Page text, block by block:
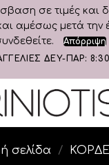
σε τιμές και
αμέσως μετά την
Απόρριψη
ΔΕΥ-ΠΑΡ:
σελίδα /